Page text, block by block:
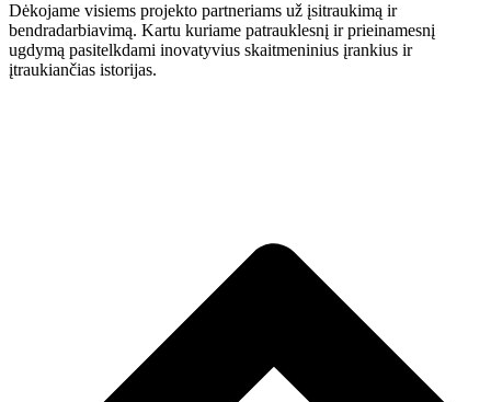
Dėkojame visiems projekto partneriams už įsitraukimą ir
bendradarbiavimą. Kartu kuriame patrauklesnį ir prieinamesnį
ugdymą pasitelkdami inovatyvius skaitmeninius įrankius ir
įtraukiančias istorijas.